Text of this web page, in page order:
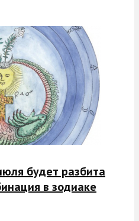
будет разбита
в зодиаке